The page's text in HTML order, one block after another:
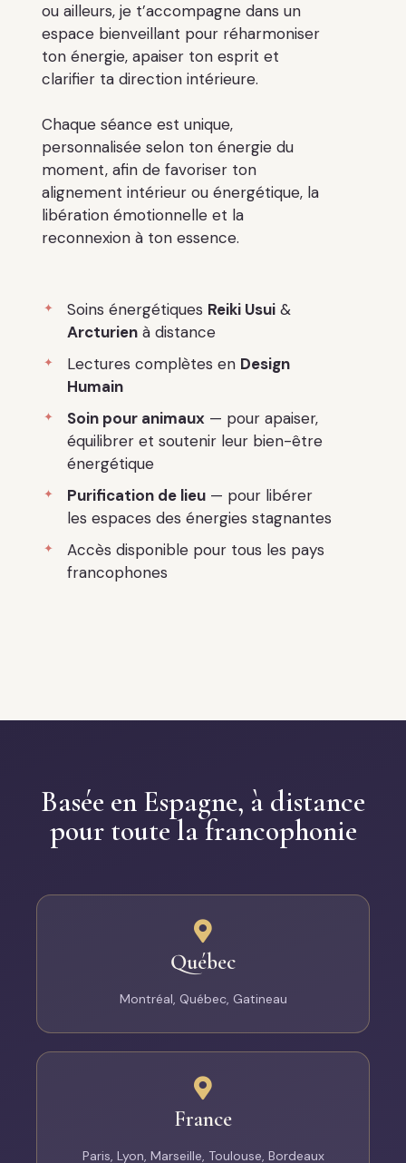
ou ailleurs, je t’accompagne dans un
espace bienveillant pour réharmoniser
ton énergie, apaiser ton esprit et
clarifier ta direction intérieure.
Chaque séance est unique,
personnalisée selon ton énergie du
moment, afin de favoriser ton
alignement intérieur ou énergétique, la
libération émotionnelle et la
reconnexion à ton essence.
Soins énergétiques Reiki Usui&
Arcturienà distance
Lectures complètes en Design
Humain
Soin pour animaux — pour apaiser,
équilibrer et soutenir leur bien-être
énergétique
Purification de lieu— pour libérer
les espaces des énergies stagnantes
Accès disponible pour tous les pays
francophones
Basée en Espagne, à distance
pour toute la francophonie
Québec
Montréal, Québec, Gatineau
France
Paris, Lyon, Marseille, Toulouse, Bordeaux